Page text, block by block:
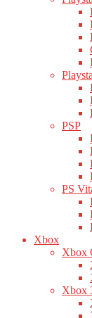
PSP
PS
Xbox
Xbox
Xbox